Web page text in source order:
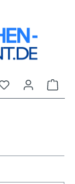
Du hast 0